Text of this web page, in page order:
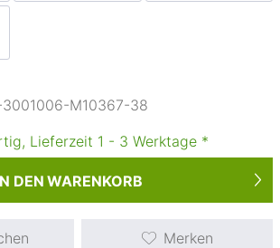
M10367-38
Lieferzeit 1 - 3 Werktage *
DEN WARENKORB
Merken